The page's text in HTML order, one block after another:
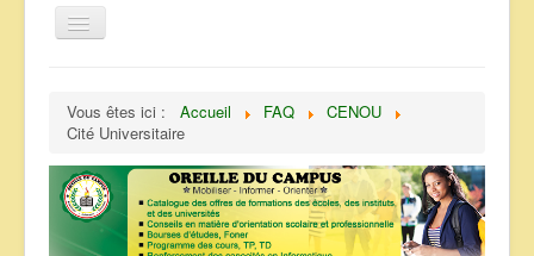
Basculer
la
REPERTOIRE
QUI SOMMES NOUS ?
NOS SERVICES
FAQ
Vous êtes ici : Accueil FAQ
CENOU
Cité Universitaire